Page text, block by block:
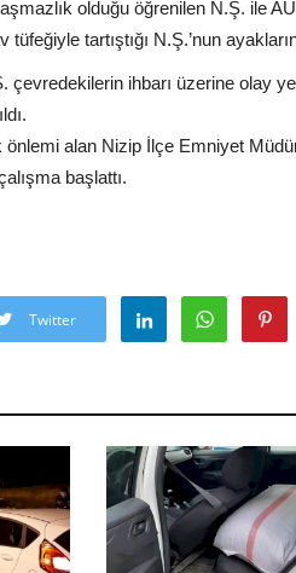
olduğu öğrenilen N.Ş. ile
tartıştığı N.Ş.’nun
çevredekilerin ihbarı üzerine olay
alan Nizip İlçe Emniyet
başlattı.
Twitter